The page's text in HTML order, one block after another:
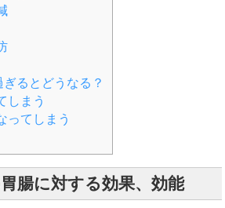
るとどうなる？
しまう
ってしまう
腸に対する効果、効能